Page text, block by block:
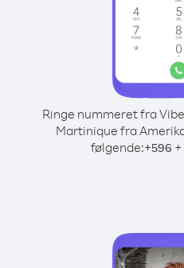
Ringe nummeret fra
Martinique fra
følgende:+596 +